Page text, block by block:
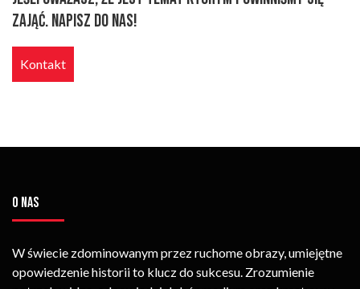
zająć. Napisz do nas!
Kontakt
O NAS
W świecie zdominowanym przez ruchome obrazy, umiejętne
opowiedzenie historii to klucz do sukcesu. Zrozumienie